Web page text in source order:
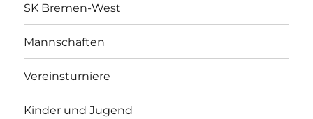
SK Bremen-West
Mannschaften
Vereinsturniere
Kinder und Jugend